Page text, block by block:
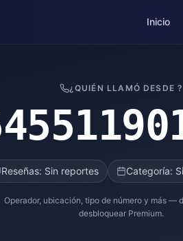
Inicio
¿QUIÉN LLAMÓ DESDE ?
Reseñas: Sin reportes Categoría:
Operador, ubicación, tipo de número y más —
desbloquear Premium.